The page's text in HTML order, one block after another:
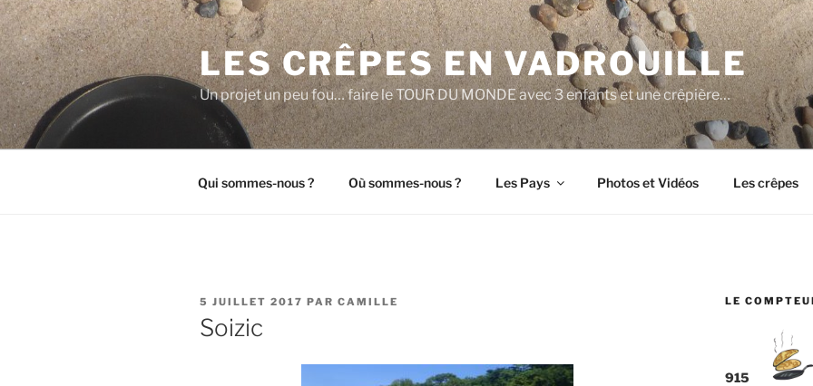
Aller
au
contenu
principal
LES CRÊPES EN VADROUILLE
Un projet un peu fou… faire le TOUR DU MONDE avec 3 enfants et une crêpière…
Qui sommes-nous ? Où sommes-nous ? Les Pays Photos et Vidéos Les crêpes
PUBLIÉ
LE
5 JUILLET 2017 PAR CAMILLE
Soizic
LE
915